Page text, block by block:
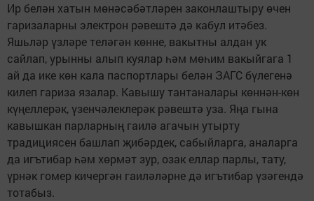
Ир белән хатын мөнәсәбәтләрен законлаштыру өчен
гаризаларны электрон рәвештә дә кабул итәбез.
Яшьләр үзләре теләгән көнне, вакытны алдан ук
сайлап, урынны алып куялар һәм мөһим вакыйгага 1
ай да ике көн кала паспортлары белән ЗАГС бүлегенә
килеп гариза язалар. Кавышу тантаналары көннән-көн
күңеллерәк, үзенчәлеклерәк рәвештә уза. Яңа гына
кавышкан парларның гаилә агачын утырту
традициясен башлап җибәрдек, сабыйларга, аналарга
да игътибар һәм хөрмәт зур, озак еллар парлы, тату,
үрнәк гомер кичергән гаиләләрне дә игътибар үзәгендә
тотабыз.